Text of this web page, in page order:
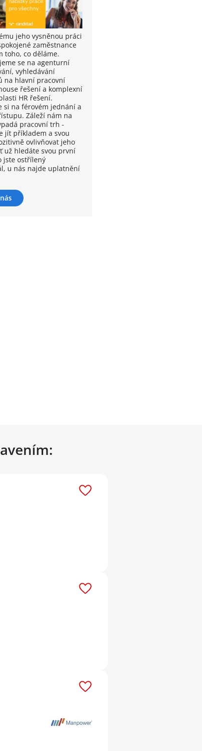
jeho vysněnou práci
zaměstnance
toho, co děláme.
se na agenturní
vyhledávání
na hlavní pracovní
řešení a komplexní
HR řešení.
si na férovém jednání a
Záleží nám na
pracovní trh -
jít příkladem a svou
ovlivňovat jeho
už hledáte svou první
jste ostřílený
u nás najde uplatnění